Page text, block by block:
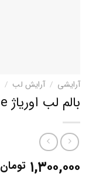
آرایشی / آرایش لب /
بالم لب اوریاژ Uriage مدل Eau Thermal
۱,۳۰۰,۰۰۰ تومان